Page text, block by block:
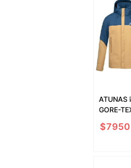
ATUNAS
GORE-
$7950